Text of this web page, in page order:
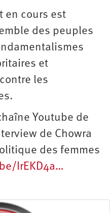
en cours est
des peuples
et
les
Youtube de
de Chowra
des femmes
IrEKD4a…